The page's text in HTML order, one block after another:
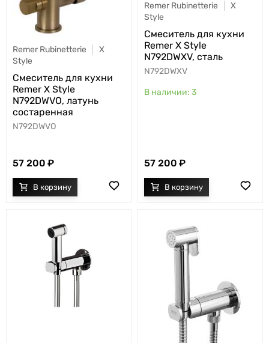
Remer Rubinetterie
X
Style
Cмеситель для кухни
Remer X Style
N792DWVO, латунь
состаренная
N792DWVO
57 200
Remer Rubinetterie
X
Style
Cмеситель для кухни
Remer X Style
N792DWXV, сталь
N792DWXV
3
57 200